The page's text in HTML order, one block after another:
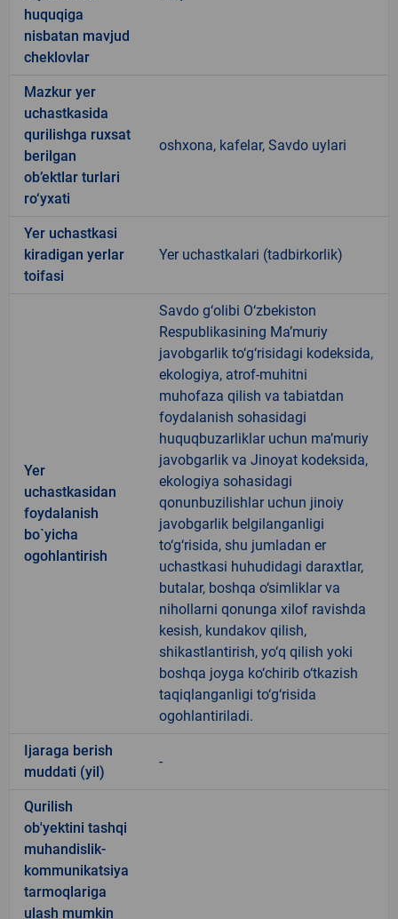
huquqiga
nisbatan mavjud
cheklovlar
Mazkur yer
uchastkasida
qurilishga ruxsat
berilgan
ob’ektlar turlari
ro‘yxati
oshxona, kafelar, Savdo uylari
Yer uchastkasi
kiradigan yerlar
toifasi
Yer uchastkalari (tadbirkorlik)
Yer
uchastkasidan
foydalanish
bo`yicha
ogohlantirish
Savdo g‘olibi O‘zbekiston
Respublikasining Ma’muriy
javobgarlik to‘g‘risidagi kodeksida,
ekologiya, atrof-muhitni
muhofaza qilish va tabiatdan
foydalanish sohasidagi
huquqbuzarliklar uchun ma’muriy
javobgarlik va Jinoyat kodeksida,
ekologiya sohasidagi
qonunbuzilishlar uchun jinoiy
javobgarlik belgilanganligi
to‘g‘risida, shu jumladan er
uchastkasi huhudidagi daraxtlar,
butalar, boshqa o‘simliklar va
nihollarni qonunga xilof ravishda
kesish, kundakov qilish,
shikastlantirish, yo‘q qilish yoki
boshqa joyga ko‘chirib o‘tkazish
taqiqlanganligi to‘g‘risida
ogohlantiriladi.
Ijaraga berish
muddati (yil)
-
Qurilish
ob'yektini tashqi
muhandislik-
kommunikatsiya
tarmoqlariga
ulash mumkin